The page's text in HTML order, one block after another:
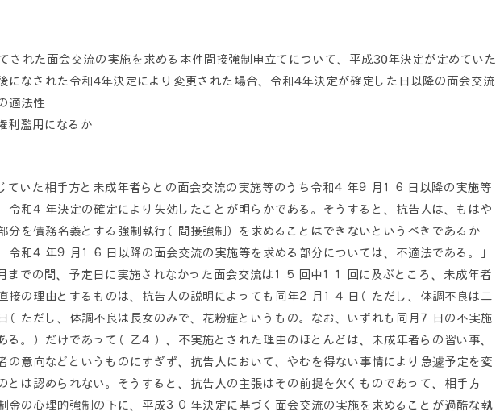
された面会交流の実施を求める本件間接強制申立てについて、平成30年決定が定めていた
になされた令和4年決定により変更された場合、令和4年決定が確定した日以降の面会交流
適法性
利濫用になるか
いた相手方と未成年者らとの面会交流の実施等のうち令和４年９月１６日以降の実施等
令和４年決定の確定により失効したことが明らかである。そうすると、抗告人は、もはや
分を債務名義とする強制執行（間接強制）を求めることはできないというべきであるか
令和４年９月１６日以降の面会交流の実施等を求める部分については、不適法である。」
での間、予定日に実施されなかった面会交流は１５回中１１回に及ぶところ、未成年者
接の理由とするものは、抗告人の説明によっても同年２月１４日（ただし、体調不良は二
（ただし、体調不良は長女のみで、花粉症というもの。なお、いずれも同月７日の不実施
る。）だけであって（乙４）、不実施とされた理由のほとんどは、未成年者らの習い事、
の意向などというものにすぎず、抗告人において、やむを得ない事情により急遽予定を変
とは認められない。そうすると、抗告人の主張はその前提を欠くものであって、相手方
金の心理的強制の下に、平成３０年決定に基づく面会交流の実施を求めることが過酷な執